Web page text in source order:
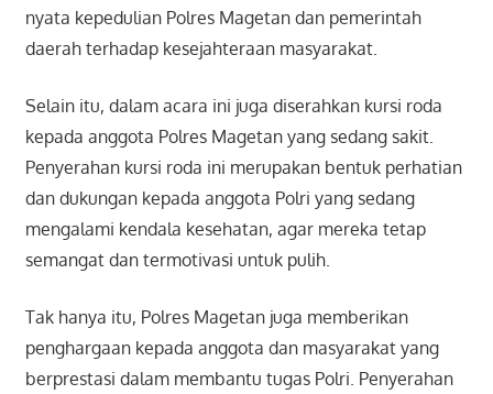
nyata kepedulian Polres Magetan dan pemerintah
daerah terhadap kesejahteraan masyarakat.
Selain itu, dalam acara ini juga diserahkan kursi roda
kepada anggota Polres Magetan yang sedang sakit.
Penyerahan kursi roda ini merupakan bentuk perhatian
dan dukungan kepada anggota Polri yang sedang
mengalami kendala kesehatan, agar mereka tetap
semangat dan termotivasi untuk pulih.
Tak hanya itu, Polres Magetan juga memberikan
penghargaan kepada anggota dan masyarakat yang
berprestasi dalam membantu tugas Polri. Penyerahan